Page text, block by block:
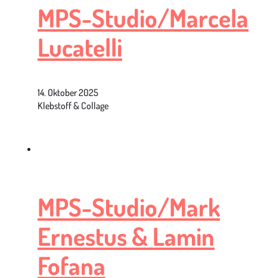
MPS-Studio/Marcela
Lucatelli
14. Oktober 2025
Klebstoff & Collage
MPS-Studio/Mark
Ernestus & Lamin
Fofana